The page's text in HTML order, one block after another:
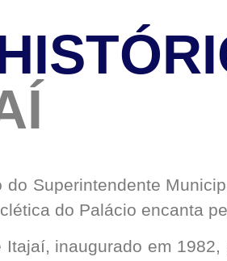
Superintendente
do Palácio encanta
inaugurado em